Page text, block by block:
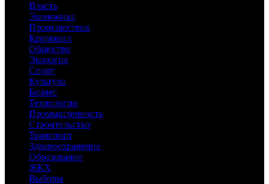
Власть
Экономика
Происшествия
Криминал
Общество
Экология
Спорт
Культура
Бизнес
Технологии
Промышленность
Строительство
Транспорт
Здравоохранение
Образование
ЖКХ
Выборы